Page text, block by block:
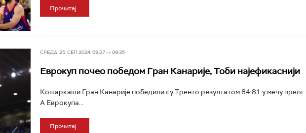
Прочитај
СРЕДА, 25. СЕП 2024, 09:27 -> 09:35
Еврокуп почео победом Гран Канарије, Тоби најефикаснији
Кошаркаши Гран Канарије победили су Тренто резултатом 84:81 у мечу првог
А Еврокупа...
Прочитај